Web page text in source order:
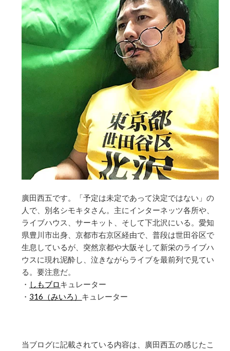
廣田西五です。「予定は未定であって決定ではない」の
人で、別名シモキタさん。主にインターネッツ各所や、
ライブハウス、サーキット、そして下北沢にいる。愛知
県豊川市出身、京都市右京区経由で、普段は世田谷区で
生息しているが、突然京都や大阪そして新栄のライブハ
ウスに現れ泥酔し、泣きながらライブを最前列で見てい
る。要注意だ。
・ しもブロキュレーター
・ 316（みいろ） キュレーター
当ブログに記載されている内容は、廣田西五の感じたこ